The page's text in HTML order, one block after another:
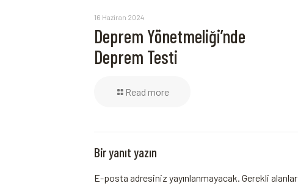
16 Haziran 2024
Deprem Yönetmeliği’nde
Deprem Testi
Read more
Bir yanıt yazın
E-posta adresiniz yayınlanmayacak. Gerekli alanlar